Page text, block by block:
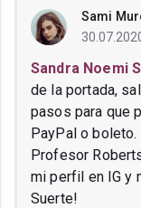
Sami
Sandra Noemi
de la portada,
pasos para que
PayPal o boleto.
Profesor
mi perfil en IG y
Suerte!